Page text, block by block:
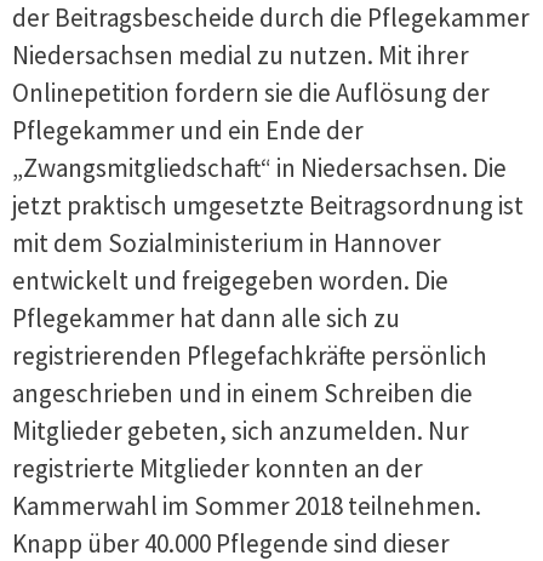
der Beitragsbescheide durch die Pflegekammer
Niedersachsen medial zu nutzen. Mit ihrer
Onlinepetition fordern sie die Auflösung der
Pflegekammer und ein Ende der
„Zwangsmitgliedschaft“ in Niedersachsen. Die
jetzt praktisch umgesetzte Beitragsordnung ist
mit dem Sozialministerium in Hannover
entwickelt und freigegeben worden. Die
Pflegekammer hat dann alle sich zu
registrierenden Pflegefachkräfte persönlich
angeschrieben und in einem Schreiben die
Mitglieder gebeten, sich anzumelden. Nur
registrierte Mitglieder konnten an der
Kammerwahl im Sommer 2018 teilnehmen.
Knapp über 40.000 Pflegende sind dieser